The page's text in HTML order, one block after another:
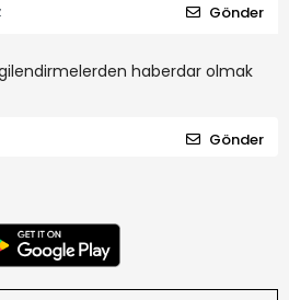
Gönder
haberdar olmak
Gönder